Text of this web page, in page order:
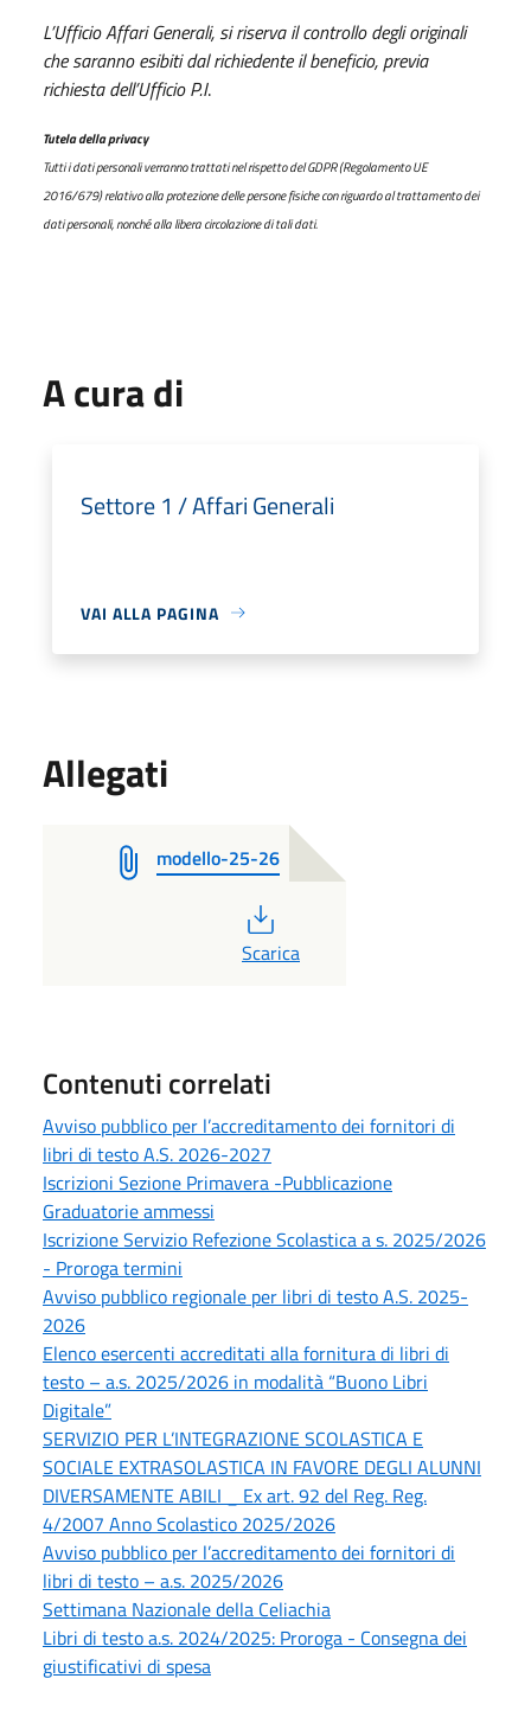
L’Ufficio Affari Generali, si riserva il controllo degli originali
che saranno esibiti dal richiedente il beneficio, previa
richiesta dell’Ufficio P.I.
Tutela della privacy
Tutti i dati personali verranno trattati nel rispetto del GDPR (Regolamento UE
2016/679) relativo alla protezione delle persone fisiche con riguardo al trattamento dei
dati personali, nonché alla libera circolazione di tali dati.
A cura di
Settore 1 / Affari Generali
VAI ALLA PAGINA
Allegati
modello-25-26
PDF
Scarica
Contenuti correlati
Avviso pubblico per l’accreditamento dei fornitori di
libri di testo A.S. 2026-2027
Iscrizioni Sezione Primavera -Pubblicazione
Graduatorie ammessi
Iscrizione Servizio Refezione Scolastica a s. 2025/2026
- Proroga termini
Avviso pubblico regionale per libri di testo A.S. 2025-
2026
Elenco esercenti accreditati alla fornitura di libri di
testo – a.s. 2025/2026 in modalità “Buono Libri
Digitale”
SERVIZIO PER L’INTEGRAZIONE SCOLASTICA E
SOCIALE EXTRASOLASTICA IN FAVORE DEGLI ALUNNI
DIVERSAMENTE ABILI _ Ex art. 92 del Reg. Reg.
4/2007 Anno Scolastico 2025/2026
Avviso pubblico per l’accreditamento dei fornitori di
libri di testo – a.s. 2025/2026
Settimana Nazionale della Celiachia
Libri di testo a.s. 2024/2025: Proroga - Consegna dei
giustificativi di spesa